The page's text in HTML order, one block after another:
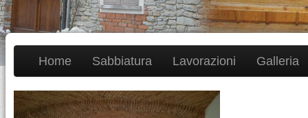
Home Sabbiatura Lavorazioni Galleria